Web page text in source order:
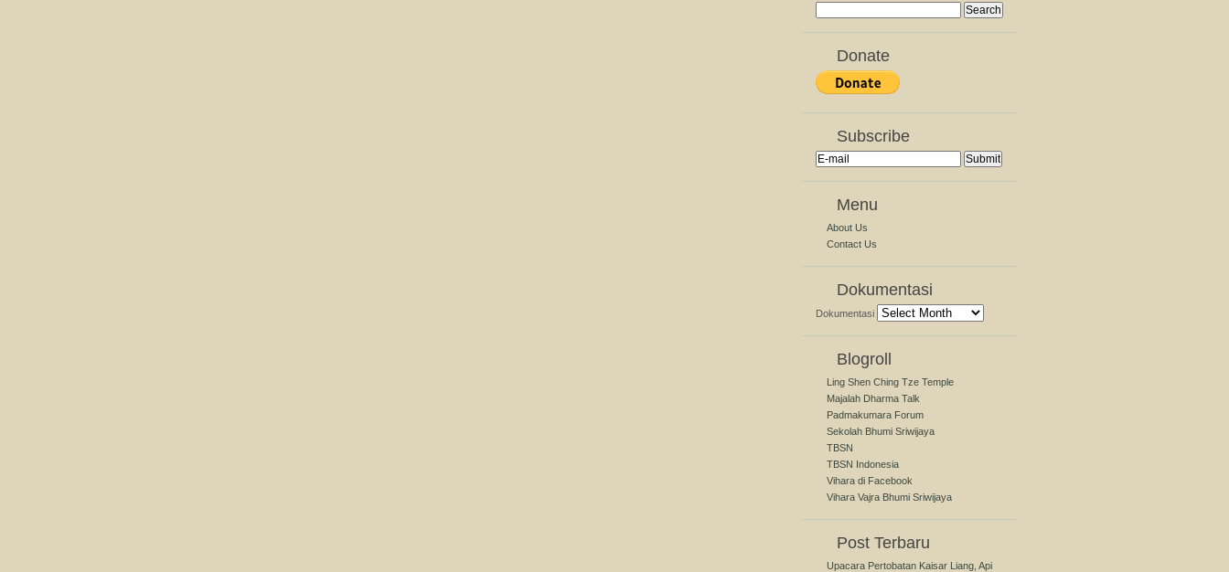
Donate
Subscribe
Menu
About Us
Contact Us
Dokumentasi
Dokumentasi
Blogroll
Ling Shen Ching Tze Temple
Majalah Dharma Talk
Padmakumara Forum
Sekolah Bhumi Sriwijaya
TBSN
TBSN Indonesia
Vihara di Facebook
Vihara Vajra Bhumi Sriwijaya
Post Terbaru
Upacara Pertobatan Kaisar Liang, Api